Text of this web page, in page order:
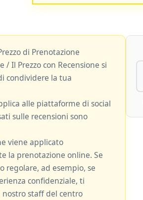
di Prenotazione
/ Il Prezzo con Recensione si
condividere la tua
alle piattaforme di social
sulle recensioni sono
viene applicato
la prenotazione online. Se
regolare, ad esempio, se
confidenziale, ti
staff del centro